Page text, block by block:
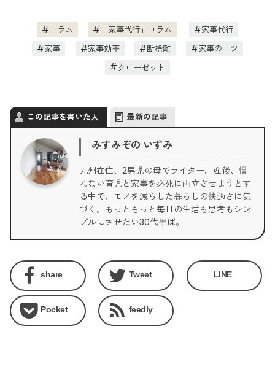
コラム 「家事代行」コラム
家事代行
家事
家事効率 断捨離
家事のコツ
クローゼット
この記事を書いた人 最新の記事
みすみぞの いずみ
九州在住、2男児の母でライター。産後、慣
れない育児と家事を必死に両立させようとす
る中で、モノを減らした暮らしの快適さに気
づく。もっともっと毎日の生活も思考もシン
プルにさせたい30代半ば。
share Tweet LINE
Pocket feedly